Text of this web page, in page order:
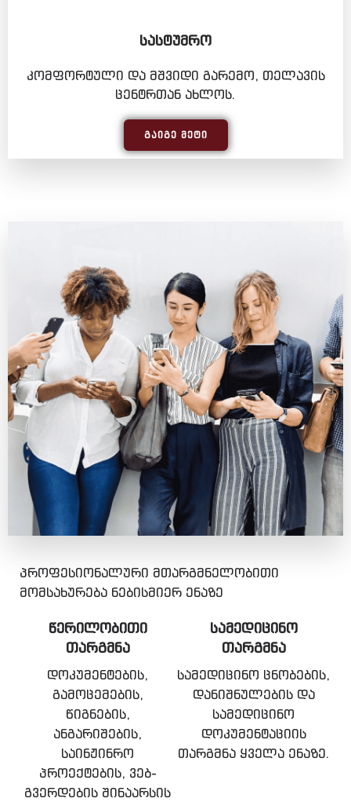
ᲡᲐᲡᲢᲣᲛᲠᲝ
კომფორტული და მშვიდი გარემო, თელავის
ცენტრთან ახლოს.
ᲒᲐᲘᲒᲔ ᲛᲔᲢᲘ
პროფესიონალური მთარგმნელობითი
მომსახურება ნებისმიერ ენაზე
ᲬᲔᲠᲘᲚᲝᲑᲘᲗᲘ
ᲗᲐᲠᲒᲛᲜᲐ
დოკუმენტების,
გამოცემების,
წიგნების,
ანგარიშების,
საინჟინრო
პროექტების, ვებ-
გვერდების შინაარსის
ᲡᲐᲛᲔᲓᲘᲪᲘᲜᲝ
ᲗᲐᲠᲒᲛᲜᲐ
სამედიცინო ცნობების,
დანიშნულების და
სამედიცინო
დოკუმენტაციის
თარგმნა ყველა ენაზე.